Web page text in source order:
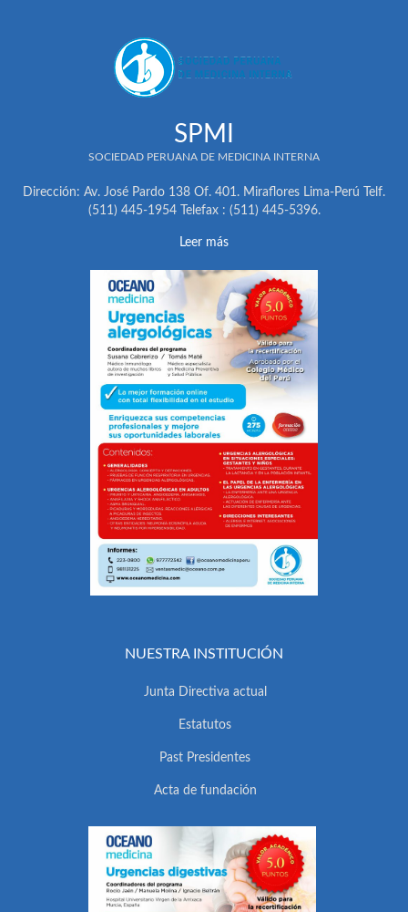
SPMI
SOCIEDAD PERUANA DE MEDICINA INTERNA
Dirección: Av. José Pardo 138 Of. 401. Miraflores Lima-Perú Telf.
(511) 445-1954 Telefax : (511) 445-5396.
Leer más
NUESTRA INSTITUCIÓN
Junta Directiva actual
Estatutos
Past Presidentes
Acta de fundación